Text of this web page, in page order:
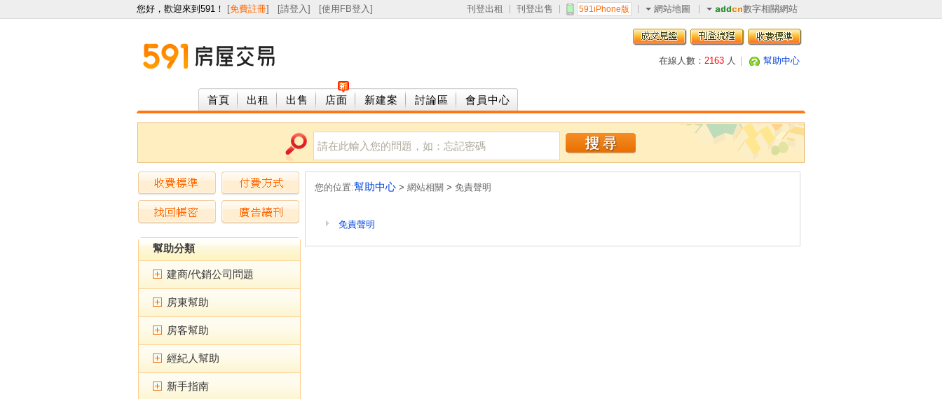
您好，歡迎來到591！ [免費註冊] [請登入] [使用FB登入] 刊登出租 刊登出售 591iPhone版 網站地圖 數字相關網站
在線人數： 2163 人 幫助中心
首頁 出租 出售 店面 新建案 討論區 會員中心
您的位置:幫助中心 > 網站相關 > 免責聲明
免責聲明
幫助分類
建商/代銷公司問題
房東幫助
房客幫助
經紀人幫助
新手指南